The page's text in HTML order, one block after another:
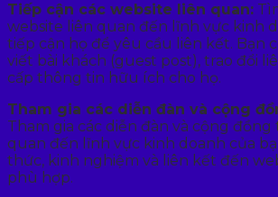
Tiếp cận các website liên quan:
website liên quan đến lĩnh vực kinh
tiếp cận họ để yêu cầu liên kết. Bạn
viết bài khách (guest post), trao đổi
cấp thông tin hữu ích cho họ.
Tham gia các diễn đàn và cộng
Tham gia các diễn đàn và cộng
quan đến lĩnh vực kinh doanh của
thức, kinh nghiệm và liên kết đến
phù hợp.